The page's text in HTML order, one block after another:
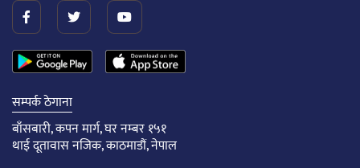
सम्पर्क ठेगाना
बाँसबारी, कपन मार्ग, घर नम्बर १५१
थाई दूतावास नजिक, काठमाडौं, नेपाल